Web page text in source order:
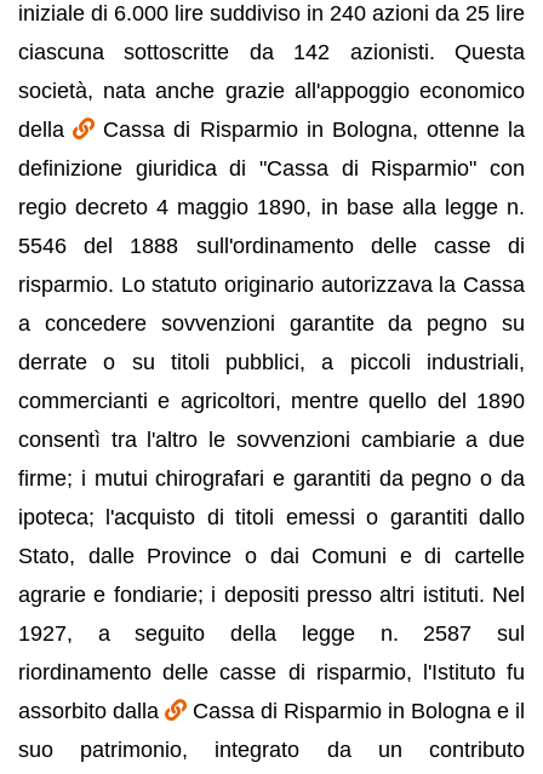
iniziale di 6.000 lire suddiviso in 240 azioni da 25 lire
ciascuna sottoscritte da 142 azionisti. Questa
società, nata anche grazie all'appoggio economico
della
Cassa di Risparmio in Bologna, ottenne la
definizione giuridica di "Cassa di Risparmio" con
regio decreto 4 maggio 1890, in base alla legge n.
5546 del 1888 sull'ordinamento delle casse di
risparmio. Lo statuto originario autorizzava la Cassa
a concedere sovvenzioni garantite da pegno su
derrate o su titoli pubblici, a piccoli industriali,
commercianti e agricoltori, mentre quello del 1890
consentì tra l'altro le sovvenzioni cambiarie a due
firme; i mutui chirografari e garantiti da pegno o da
ipoteca; l'acquisto di titoli emessi o garantiti dallo
Stato, dalle Province o dai Comuni e di cartelle
agrarie e fondiarie; i depositi presso altri istituti. Nel
1927, a seguito della legge n. 2587 sul
riordinamento delle casse di risparmio, l'Istituto fu
assorbito dalla
Cassa di Risparmio in Bologna e il
suo patrimonio, integrato da un contributo